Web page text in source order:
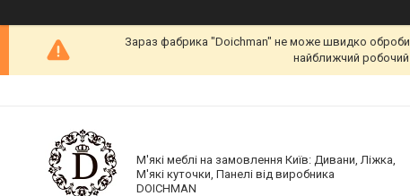
Зараз фабрика "Doichman" не може швидко
найближчий робочий
М'які меблі на замовлення Київ: Дивани, Ліжка,
М'які куточки, Панелі від виробника
DOICHMAN